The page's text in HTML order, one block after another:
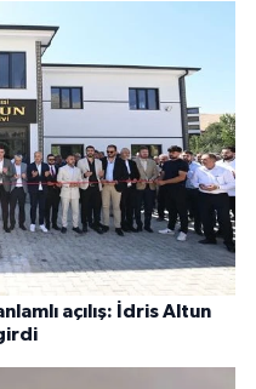
açılış: İdris Altun